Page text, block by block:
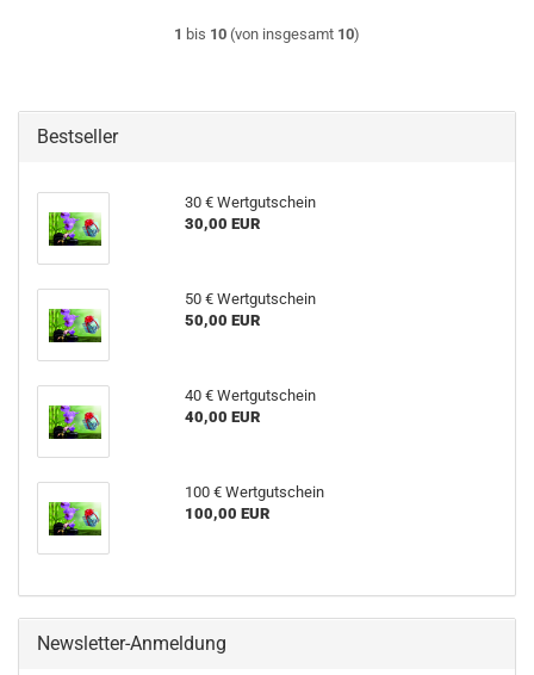
1 bis 10 (von insgesamt 10)
Bestseller
30 € Wertgutschein
30,00 EUR
50 € Wertgutschein
50,00 EUR
40 € Wertgutschein
40,00 EUR
100 € Wertgutschein
100,00 EUR
Newsletter-Anmeldung